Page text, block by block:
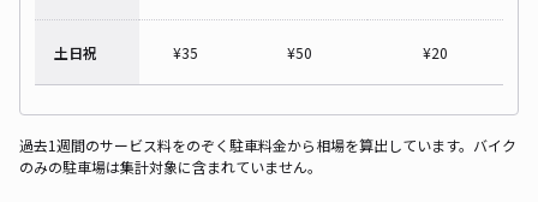
土日祝 ¥35 ¥50 ¥20
過去1週間のサービス料をのぞく駐車料金から相場を算出しています。バイク
のみの駐車場は集計対象に含まれていません。